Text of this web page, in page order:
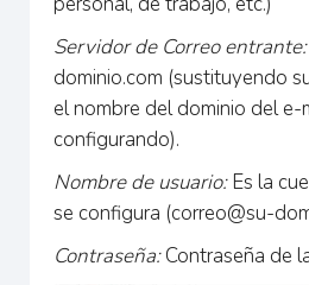
Servidor de Correo entrante:
dominio.com (sustituyendo
el nombre del dominio del e-
configurando).
Nombre de usuario:Es la
se configura (correo@su-
Contraseña:Contraseña de